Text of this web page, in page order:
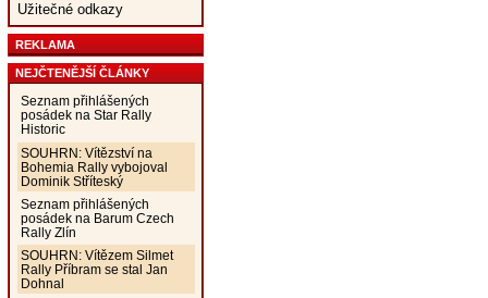
Užitečné odkazy
REKLAMA
NEJČTENĚJŠÍ ČLÁNKY
Seznam přihlášených
posádek na Star Rally
Historic
SOUHRN: Vítězství na
Bohemia Rally vybojoval
Dominik Stříteský
Seznam přihlášených
posádek na Barum Czech
Rally Zlín
SOUHRN: Vítězem Silmet
Rally Příbram se stal Jan
Dohnal